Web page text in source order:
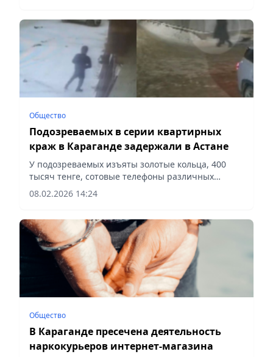
Общество
Подозреваемых в серии квартирных
краж в Караганде задержали в Астане
У подозреваемых изъяты золотые кольца, 400
тысяч тенге, сотовые телефоны различных
марок, а также складные ножи,
сообщает Vecher.kz.
08.02.2026 14:24
Общество
В Караганде пресечена деятельность
наркокурьеров интернет-магазина